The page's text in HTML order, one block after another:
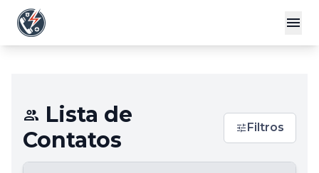
Lista de
Contatos
Filtros